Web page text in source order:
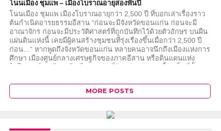
โนนเมือง ชุมแพ – เมืองโบราณอายุสองพันปี
โนนเมือง ชุมแพ เมืองโบราณอายุกว่า 2,500 ปี ที่บอกเล่าเรื่องราว
ต้นกำเนิดอารยธรรมอีสาน “ก่อนจะมีจังหวัดขอนแก่น ก่อนจะมี
อาณาจักร ก่อนจะมีประวัติศาสตร์ที่ถูกบันทึกไว้ด้วยตัวอักษร บนผืน
แผ่นดินแห่งนี้ เคยมีผู้คนสร้างชุมชนที่รุ่งเรืองขึ้นเมื่อกว่า 2,500 ปี
ก่อน…” หากพูดถึงจังหวัดขอนแก่น หลายคนอาจนึกถึงเมืองแห่งการ
ศึกษา เมืองศูนย์กลางเศรษฐกิจของภาคอีสาน หรือดินแดนแห่ง
โบราณโนนเมือง อำเภอชุมแพ...
MORE POSTS